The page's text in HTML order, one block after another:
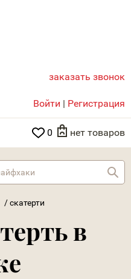
заказать звонок
Войти | Регистрация
0 нет товаров
/скатерти
в